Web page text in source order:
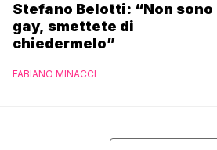
Stefano Belotti: “Non sono
gay, smettete di
chiedermelo”
FABIANO MINACCI